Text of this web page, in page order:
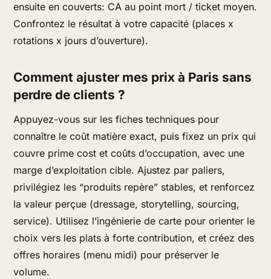
ensuite en couverts: CA au point mort / ticket moyen.
Confrontez le résultat à votre capacité (places x
rotations x jours d’ouverture).
Comment ajuster mes prix à Paris sans
perdre de clients ?
Appuyez-vous sur les fiches techniques pour
connaître le coût matière exact, puis fixez un prix qui
couvre prime cost et coûts d’occupation, avec une
marge d’exploitation cible. Ajustez par paliers,
privilégiez les “produits repère” stables, et renforcez
la valeur perçue (dressage, storytelling, sourcing,
service). Utilisez l’ingénierie de carte pour orienter le
choix vers les plats à forte contribution, et créez des
offres horaires (menu midi) pour préserver le
volume.